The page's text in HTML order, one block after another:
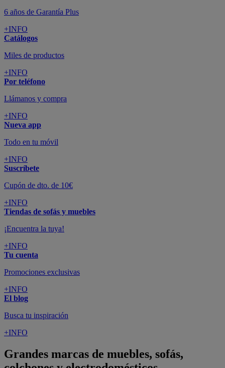
6 años de Garantía Plus
+INFO
Catálogos
Miles de productos
+INFO
Por teléfono
Llámanos y compra
+INFO
Nueva app
Todo en tu móvil
+INFO
Suscríbete
Cupón de dto. de 10€
+INFO
Tiendas de sofás y muebles
¡Encuentra la tuya!
+INFO
Tu cuenta
Promociones exclusivas
+INFO
El blog
Busca tu inspiración
+INFO
Grandes marcas de muebles, sofás,